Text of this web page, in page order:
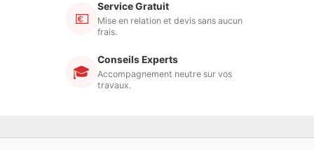
💶
Service Gratuit
Mise en relation et devis sans aucun
frais.
🎓
Conseils Experts
Accompagnement neutre sur vos
travaux.